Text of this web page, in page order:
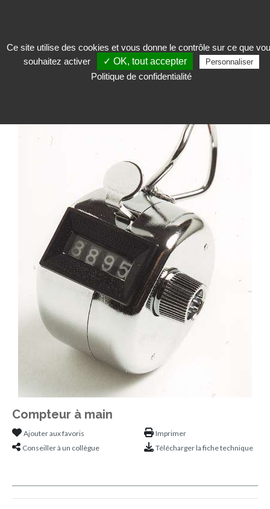
Accueillir>Poteau de guidage et garde-corps>Comptage
Compteur à
Compteur à main
Ajouter aux favoris
Conseiller à un collègue
Imprimer
Télécharger la fiche technique
Ce site utilise des cookies et vous donne le contrôle sur ce que
souhaitez activer
✓ OK, tout accepter Personnaliser
Politique de confidentialité